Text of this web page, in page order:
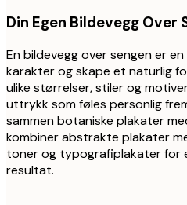
Din Egen Bildevegg Over
En bildevegg over sengen er
karakter og skape et naturlig
ulike størrelser, stiler og
uttrykk som føles personlig
sammen botaniske plakater
kombiner abstrakte plakater
toner og typografiplakater for
resultat.